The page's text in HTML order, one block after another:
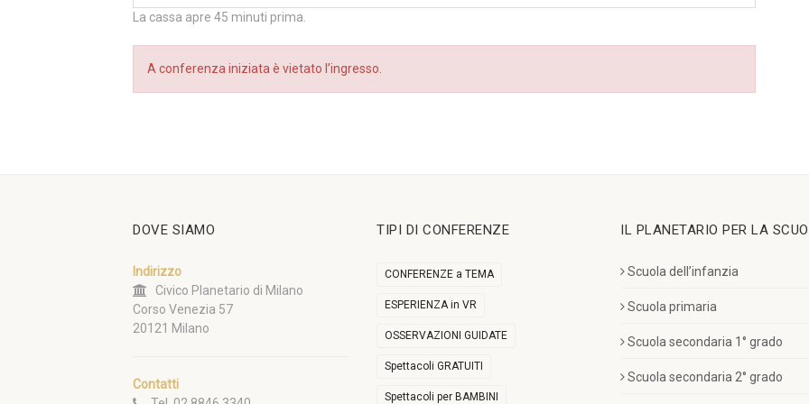
La cassa apre 45 minuti prima.
A conferenza iniziata è vietato l’ingresso.
DOVE SIAMO
Indirizzo
Civico Planetario di Milano
Corso Venezia 57
20121 Milano
Contatti
TIPI DI CONFERENZE
CONFERENZE a TEMA
ESPERIENZA in VR
OSSERVAZIONI GUIDATE
Spettacoli GRATUITI
Spettacoli per BAMBINI
IL PLANETARIO PER LA
Scuola dell’infanzia
Scuola primaria
Scuola secondaria 1° grado
Scuola secondaria 2° grado